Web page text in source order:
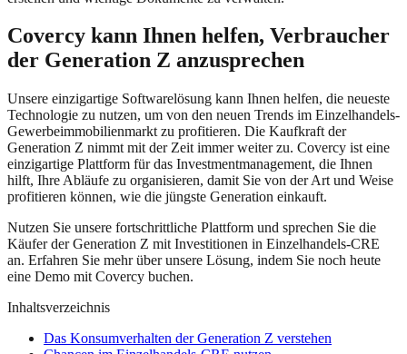
Covercy kann Ihnen helfen, Verbraucher
der Generation Z anzusprechen
Unsere einzigartige Softwarelösung kann Ihnen helfen, die neueste
Technologie zu nutzen, um von den neuen Trends im Einzelhandels-
Gewerbeimmobilienmarkt zu profitieren. Die Kaufkraft der
Generation Z nimmt mit der Zeit immer weiter zu. Covercy ist eine
einzigartige Plattform für das Investmentmanagement, die Ihnen
hilft, Ihre Abläufe zu organisieren, damit Sie von der Art und Weise
profitieren können, wie die jüngste Generation einkauft.
Nutzen Sie unsere fortschrittliche Plattform und sprechen Sie die
Käufer der Generation Z mit Investitionen in Einzelhandels-CRE
an. Erfahren Sie mehr über unsere Lösung, indem Sie noch heute
eine Demo mit Covercy buchen.
Inhaltsverzeichnis
Das Konsumverhalten der Generation Z verstehen